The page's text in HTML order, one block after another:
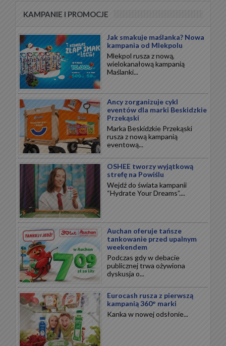
KAMPANIE I PROMOCJE
Jak smakuje maślanka? Nowa
kampania od Mlekpolu
Mlekpol rusza z nową,
wielokanałową kampanią
Maślanki...
Ancy zorganizuje cykl
eventów dla marki Beskidzkie
Przekąski
Marka Beskidzkie Przekąski
rusza z nową kampanią
eventową...
OSHEE tworzy wyjątkową
strefę na Powiślu
Wejdź do świata kampanii
“Hydrate Your Dreams”....
Auchan oferuje tańsze
tankowanie przed upalnym
weekendem
Podczas gdy w debacie
publicznej trwa ożywiona
dyskusja o...
Eurocash rusza z pierwszą
kampanią 360° marki
Kanka w nowej odsłonie...